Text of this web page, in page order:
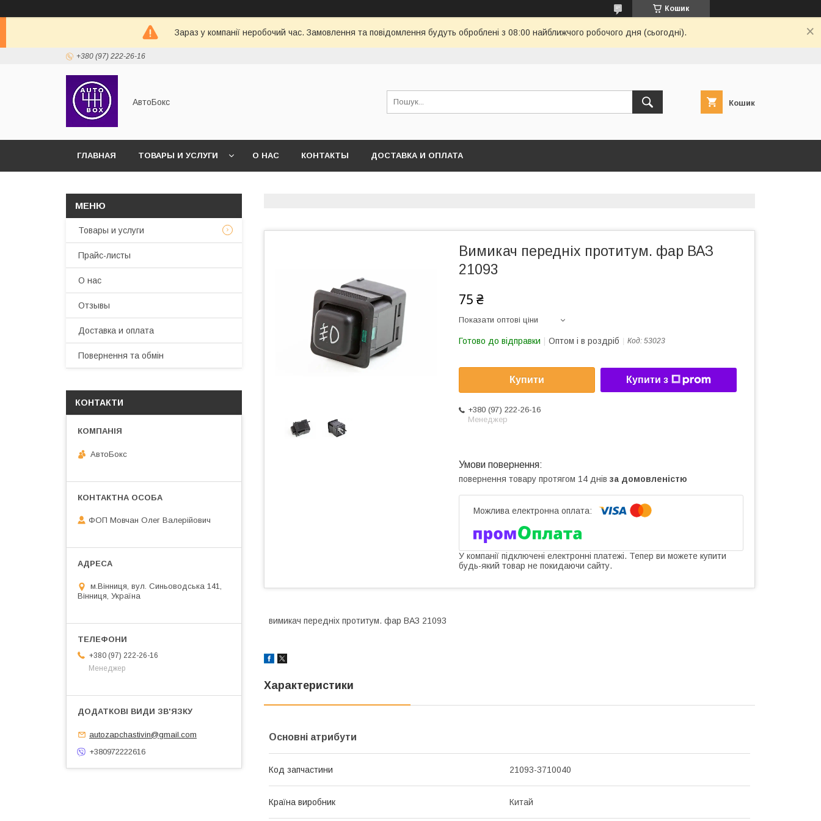
Кошик
Зараз у компанії неробочий час. Замовлення та повідомлення будуть оброблені з 08:00 найближчого робочого дня (сьогодні).
+380 (97) 222-26-16
АвтоБокс Кошик
ГЛАВНАЯ ТОВАРЫ И УСЛУГИ О НАС КОНТАКТЫ ДОСТАВКА И ОПЛАТА
Вимикач передніх протитум. фар ВАЗ
21093
75 ₴
Показати оптові ціни
Готово до відправки Оптом і в роздріб Код: 53023
Купити Купити з
+380 (97) 222-26-16
Менеджер
повернення товару протягом 14 днів за домовленістю
У компанії підключені електронні платежі. Тепер ви можете купити
будь-який товар не покидаючи сайту.
вимикач передніх протитум. фар ВАЗ 21093
Характеристики
Основні атрибути
Код запчастини 21093-3710040
Країна виробник Китай
Товары и услуги
Прайс-листы
О нас
Отзывы
Доставка и оплата
Повернення та обмін
КОНТАКТИ
АвтоБокс
ФОП Мовчан Олег Валерійович
м.Вінниця, вул. Синьоводська 141,
Вінниця, Україна
+380 (97) 222-26-16
Менеджер
autozapchastivin@gmail.com
+380972222616